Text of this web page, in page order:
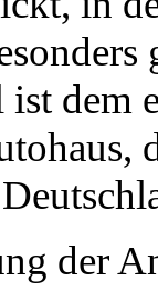
dem
der